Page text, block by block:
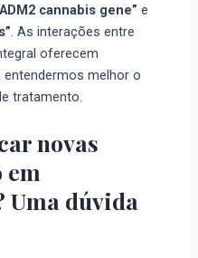
cannabis gene” e
. As interações entre
oferecem
melhor o
tratamento.
novas
em
Uma dúvida